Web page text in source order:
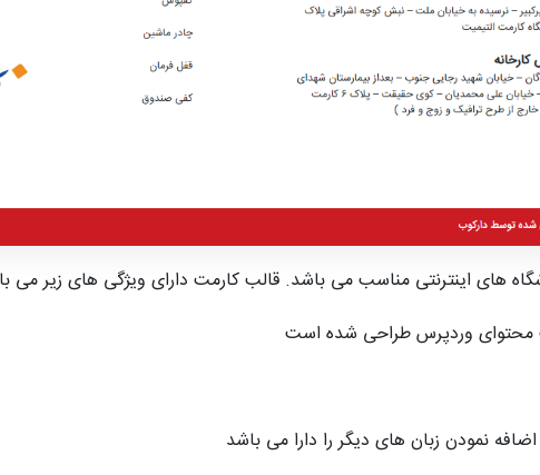
های اینترنتی مناسب می باشد. قالب کارمت دارای ویژگی های زیر می
محتوای وردپرس طراحی شده است
نمودن زبان های دیگر را دارا می باشد